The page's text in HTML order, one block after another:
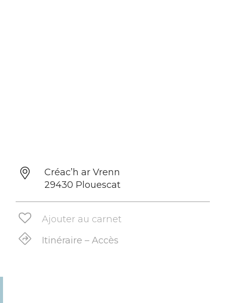
Créac’h ar Vrenn
29430 Plouescat
Ajouter au carnet
Itinéraire – Accès